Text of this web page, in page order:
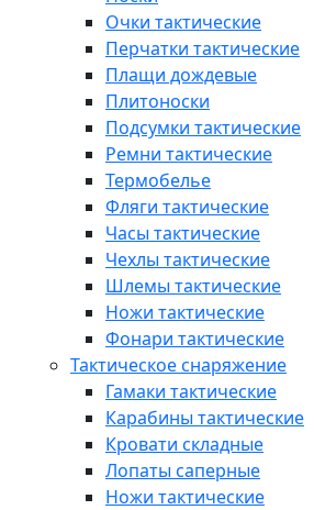
Очки тактические
Перчатки тактические
Плащи дождевые
Плитоноски
Подсумки тактические
Ремни тактические
Термобелье
Фляги тактические
Часы тактические
Чехлы тактические
Шлемы тактические
Ножи тактические
Фонари тактические
Тактическое снаряжение
Гамаки тактические
Карабины тактические
Кровати складные
Лопаты саперные
Ножи тактические